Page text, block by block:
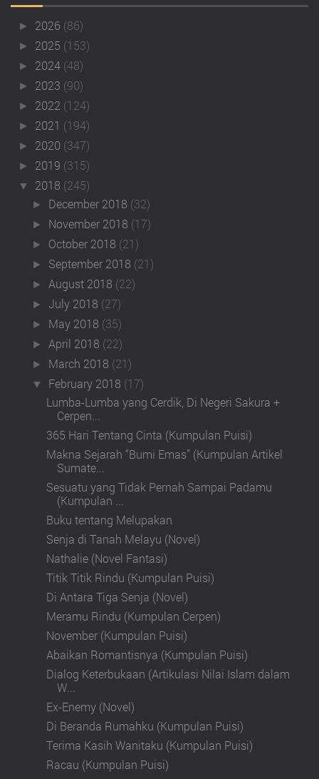
► 2026 (86)
► 2025 (153)
► 2024 (48)
► 2023 (90)
► 2022 (124)
► 2021 (194)
► 2020 (347)
► 2019 (315)
▼ 2018 (245)
► December 2018 (32)
► November 2018 (17)
► October 2018 (21)
► September 2018 (21)
►August 2018 (22)
►July 2018 (27)
► May 2018 (35)
►April 2018 (22)
► March 2018 (21)
▼ February 2018 (17)
Lumba-Lumba yang Cerdik, Di Negeri Sakura +
Cerpen...
365 Hari Tentang Cinta (Kumpulan Puisi)
Makna Sejarah “Bumi Emas” (Kumpulan Artikel
Sumate...
Sesuatu yang Tidak Pernah Sampai Padamu
(Kumpulan ...
Buku tentang Melupakan
Senja di Tanah Melayu (Novel)
Nathalie (Novel Fantasi)
Titik Titik Rindu (Kumpulan Puisi)
Di Antara Tiga Senja (Novel)
Meramu Rindu (Kumpulan Cerpen)
November (Kumpulan Puisi)
Abaikan Romantisnya (Kumpulan Puisi)
Dialog Keterbukaan (Artikulasi Nilai Islam dalam
W...
Ex-Enemy (Novel)
Di Beranda Rumahku (Kumpulan Puisi)
Terima Kasih Wanitaku (Kumpulan Puisi)
Racau (Kumpulan Puisi)